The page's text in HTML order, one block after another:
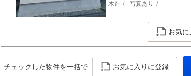
木造 写真あり
お気
チェックした物件を一括で お気に入りに登録